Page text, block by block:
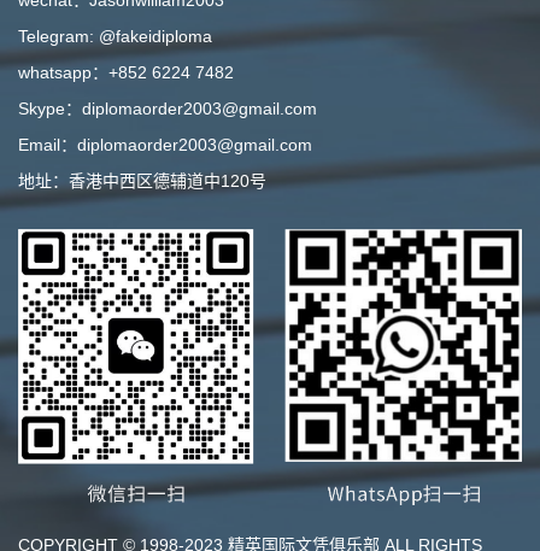
Telegram: @fakeidiploma
whatsapp：+852 6224 7482
Skype：diplomaorder2003@gmail.com
Email：diplomaorder2003@gmail.com
地址：香港中西区德辅道中120号
COPYRIGHT © 1998-2023 精英国际文凭俱乐部 ALL RIGHTS